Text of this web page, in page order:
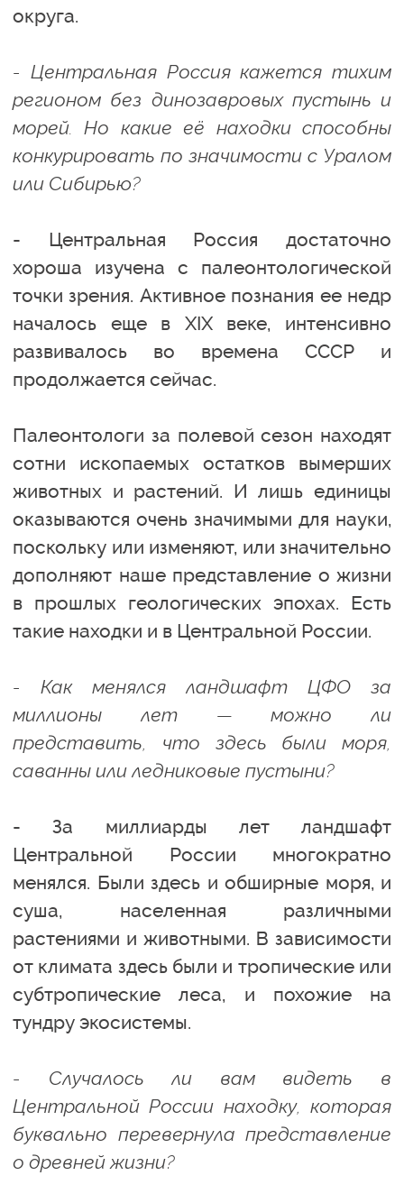
округа.
- Центральная Россия кажется тихим
регионом без динозавровых пустынь и
морей. Но какие её находки способны
конкурировать по значимости с Уралом
или Сибирью?
- Центральная Россия достаточно
хороша изучена с палеонтологической
точки зрения. Активное познания ее недр
началось еще в XIX веке, интенсивно
развивалось во времена СССР и
продолжается сейчас.
Палеонтологи за полевой сезон находят
сотни ископаемых остатков вымерших
животных и растений. И лишь единицы
оказываются очень значимыми для науки,
поскольку или изменяют, или значительно
дополняют наше представление о жизни
в прошлых геологических эпохах. Есть
такие находки и в Центральной России.
- Как менялся ландшафт ЦФО за
миллионы лет — можно ли
представить, что здесь были моря,
саванны или ледниковые пустыни?
- За миллиарды лет ландшафт
Центральной России многократно
менялся. Были здесь и обширные моря, и
суша, населенная различными
растениями и животными. В зависимости
от климата здесь были и тропические или
субтропические леса, и похожие на
тундру экосистемы.
- Случалось ли вам видеть в
Центральной России находку, которая
буквально перевернула представление
о древней жизни?